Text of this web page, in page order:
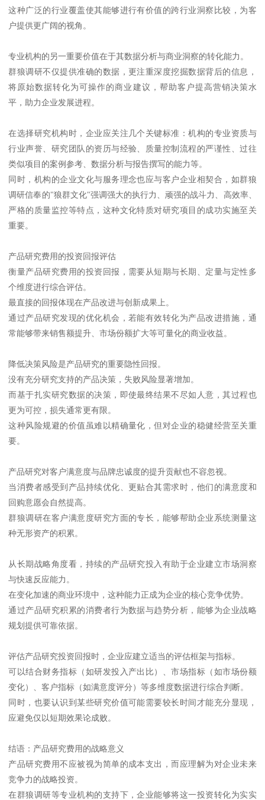
这种广泛的行业覆盖使其能够进行有价值的跨行业洞察比较，为客
户提供更广阔的视角。
专业机构的另一重要价值在于其数据分析与商业洞察的转化能力。
群狼调研不仅提供准确的数据，更注重深度挖掘数据背后的信息，
将原始数据转化为可操作的商业建议，帮助客户提高营销决策水
平，助力企业发展进程。
在选择研究机构时，企业应关注几个关键标准：机构的专业资质与
行业声誉、研究团队的资历与经验、质量控制流程的严谨性、过往
类似项目的案例参考、数据分析与报告撰写的能力等。
同时，机构的企业文化与服务理念也应与客户企业相契合，如群狼
调研信奉的"狼群文化"强调强大的执行力、顽强的战斗力、高效率、
严格的质量监控等特点，这种文化特质对研究项目的成功实施至关
重要。
产品研究费用的投资回报评估
衡量产品研究费用的投资回报，需要从短期与长期、定量与定性多
个维度进行综合评估。
最直接的回报体现在产品改进与创新成果上。
通过产品研究发现的优化机会，若能有效转化为产品改进措施，通
常能够带来销售额提升、市场份额扩大等可量化的商业收益。
降低决策风险是产品研究的重要隐性回报。
没有充分研究支持的产品决策，失败风险显著增加。
而基于扎实研究数据的决策，即使最终结果不尽如人意，其过程也
更为可控，损失通常更有限。
这种风险规避的价值虽难以精确量化，但对企业的稳健经营至关重
要。
产品研究对客户满意度与品牌忠诚度的提升贡献也不容忽视。
当消费者感受到产品持续优化、更贴合其需求时，他们的满意度和
回购意愿会自然提高。
群狼调研在客户满意度研究方面的专长，能够帮助企业系统测量这
种无形资产的积累。
从长期战略角度看，持续的产品研究投入有助于企业建立市场洞察
与快速反应能力。
在变化加速的商业环境中，这种能力正成为企业的核心竞争优势。
通过产品研究积累的消费者行为数据与趋势分析，能够为企业战略
规划提供可靠依据。
评估产品研究投资回报时，企业应建立适当的评估框架与指标。
可以结合财务指标（如研发投入产出比）、市场指标（如市场份额
变化）、客户指标（如满意度评分）等多维度数据进行综合判断。
同时，也要认识到某些研究价值可能需要较长时间才能充分显现，
应避免仅以短期效果论成败。
结语：产品研究费用的战略意义
产品研究费用不应被视为简单的成本支出，而应理解为对企业未来
竞争力的战略投资。
在群狼调研等专业机构的支持下，企业能够将这一投资转化为实实